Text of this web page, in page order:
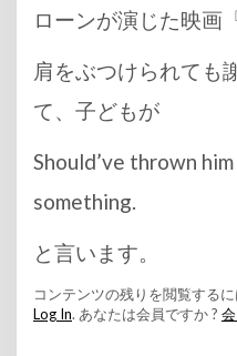
ローンが演じた映画
肩をぶつけられても
て、子どもが
Should’ve thrown
something.
と言います。
コンテンツの残りを閲覧する
Log In. あなたは会員ですか ?